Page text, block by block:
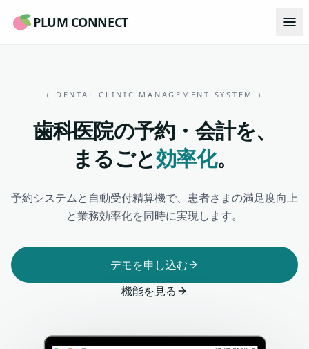
PLUM CONNECT
（ DENTAL CLINIC MANAGEMENT SYSTEM ）
歯科医院の予約・会計を、
まるごと効率化。
予約システムと自動受付精算機で、患者さまの満足度向上
と業務効率化を同時に実現します。
デモを申し込む
機能を見る